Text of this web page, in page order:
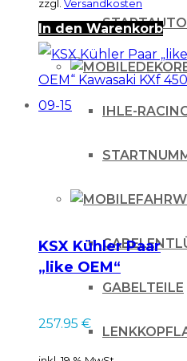
IHLE-
GABELTEILE
zzgl. Versandkosten
In den Warenkorb
KSX Kühler Paar
„like OEM“
Kawasaki KXf 450
257.95 €